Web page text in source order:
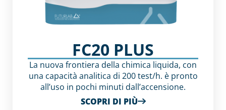
FC20 PLUS
La nuova frontiera della chimica liquida, con
una capacità analitica di 200 test/h. è pronto
all’uso in pochi minuti dall’accensione.
SCOPRI DI PIÙ